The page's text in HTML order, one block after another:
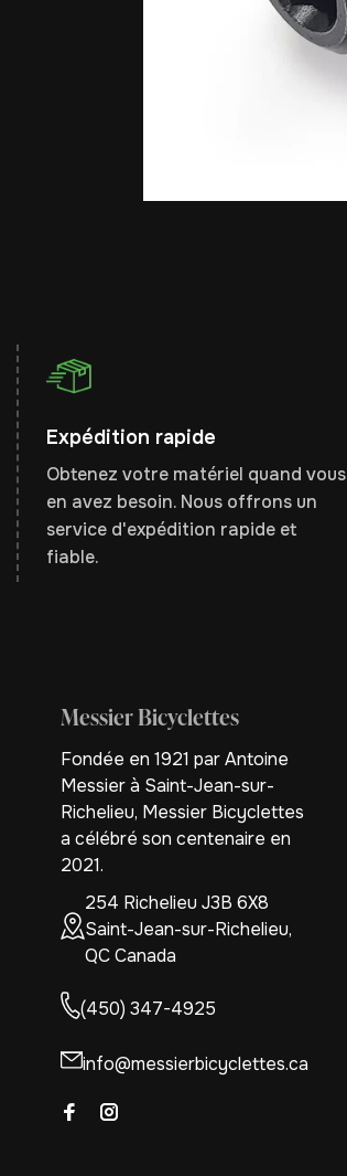
Expédition rapide
Obtenez votre matériel quand vous
en avez besoin. Nous offrons un
service d'expédition rapide et
fiable.
Messier Bicyclettes
Fondée en 1921 par Antoine
Messier à Saint-Jean-sur-
Richelieu, Messier Bicyclettes
a célébré son centenaire en
2021.
254 Richelieu J3B 6X8
Saint-Jean-sur-Richelieu,
QC Canada
(450) 347-4925
info@messierbicyclettes.ca